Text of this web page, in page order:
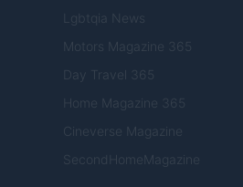
Lgbtqia News
Motors Magazine 365
Day Travel 365
Home Magazine 365
Cineverse Magazine
SecondHomeMagazine